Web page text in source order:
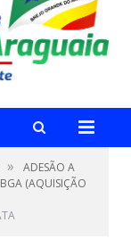
»
ADESÃO A
(AQUISIÇÃO